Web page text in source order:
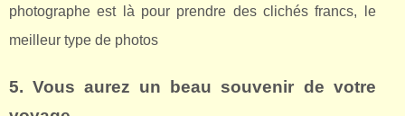
photographe est là pour prendre des clichés francs, le
meilleur type de photos
5. Vous aurez un beau souvenir de votre